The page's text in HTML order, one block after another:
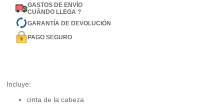
GASTOS DE ENVÍO
CUÁNDO LLEGA ?
GARANTÍA DE DEVOLUCIÓN
PAGO SEGURO
Incluye:
cinta de la cabeza